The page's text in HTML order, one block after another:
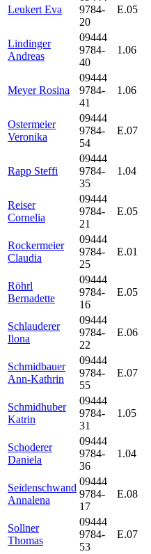
Leukert Eva
9784-
20
E.05
Lindinger
Andreas
09444
9784-
40
1.06
Meyer Rosina
09444
9784-
41
1.06
Ostermeier
Veronika
09444
9784-
54
E.07
Rapp Steffi
09444
9784-
35
1.04
Reiser
Cornelia
09444
9784-
21
E.05
Rockermeier
Claudia
09444
9784-
25
E.01
Röhrl
Bernadette
09444
9784-
16
E.05
Schlauderer
Ilona
09444
9784-
22
E.06
Schmidbauer
Ann-Kathrin
09444
9784-
55
E.07
Schmidhuber
Katrin
09444
9784-
31
1.05
Schoderer
Daniela
09444
9784-
36
1.04
Seidenschwand
Annalena
09444
9784-
17
E.08
Sollner
Thomas
09444
9784-
53
E.07